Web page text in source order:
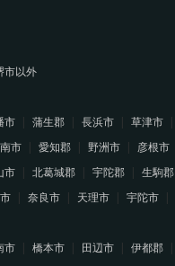
市以外
市 蒲生郡 長浜市 草津市
市 愛知郡 野洲市
彦根市
市 北葛城郡 宇陀郡 生駒郡
奈良市 天理市 宇陀市
市 橋本市 田辺市 伊都郡